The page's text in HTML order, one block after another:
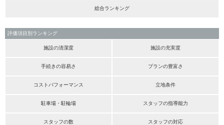
総合ランキング
評価項目別ランキング
施設の清潔度 施設の充実度
手続きの容易さ プランの豊富さ
コストパフォーマンス 立地条件
駐車場・駐輪場 スタッフの指導能力
スタッフの数 スタッフの対応